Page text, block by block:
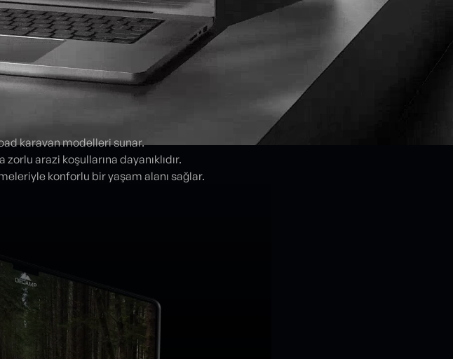
karavan modelleri sunar.
arazi koşullarına dayanıklıdır.
konforlu bir yaşam alanı sağlar.